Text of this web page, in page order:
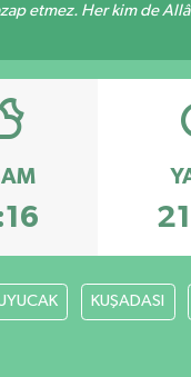
etmez. Her kim de
KUŞADASI